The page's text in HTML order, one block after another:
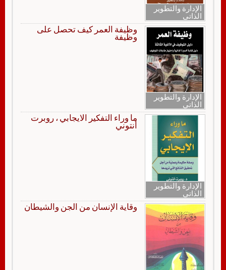
الإدارة والتطوير
الذاتي
الإدارة والتطوير
الذاتي
وظيفة العمر كيف تحصل على
وظيفة
الإدارة والتطوير
الذاتي
ما وراء التفكير الايجابي ، روبرت
أنتوني
وقاية الإنسان من الجن والشيطان